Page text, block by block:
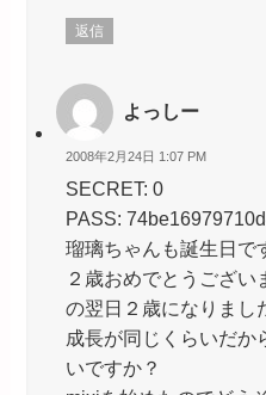
返信
よっしー
2008年2月24日 1:07 PM
SECRET: 0
PASS:
瑠璃ちゃんも誕生日で
２歳おめでとうござい
の翌日２歳になりまし
成長が同じくらいだか
いですか？